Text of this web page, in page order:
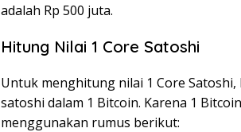
adalah Rp 500 juta.
Hitung Nilai 1 Core Satoshi
Untuk menghitung nilai 1 Core
satoshi dalam 1 Bitcoin. Karena 1
menggunakan rumus berikut: